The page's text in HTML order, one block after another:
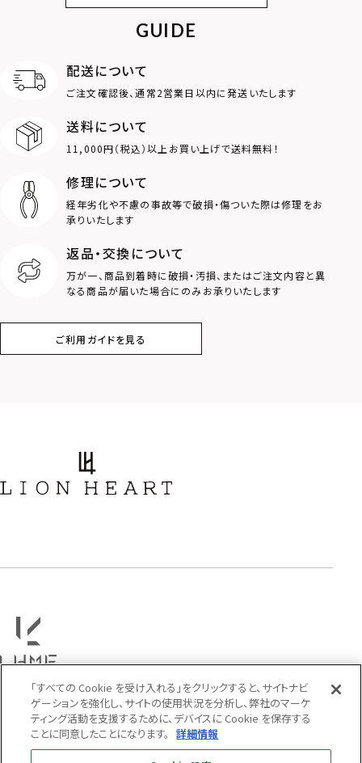
オンラインストア
ギフトボックス
MOTIF
ダブルリング
ロゴ
クラウン
スター
フラワー
GUIDE
配送について
ご注文確認後、通常2営業日以内に発送いたします
送料について
11,000円（税込）以上お買い上げで送料無料！
修理について
経年劣化や不慮の事故等で破損・傷ついた際は修理をお
承りいたします
返品・交換について
万が一、商品到着時に破損・汚損、またはご注文内容と異
なる商品が届いた場合にのみお承りいたします
ご利用ガイドを見る
「すべての Cookie を受け入れる」をクリックすると、サイトナビ
ゲーションを強化し、サイトの使用状況を分析し、弊社のマーケ
ティング活動を支援するために、デバイスに Cookie を保存する
ことに同意したことになります。
詳細情報